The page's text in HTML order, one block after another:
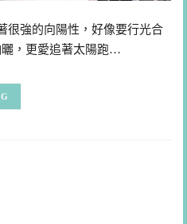
很強的向陽性，好像要行光合
，更愛追著太陽跑…